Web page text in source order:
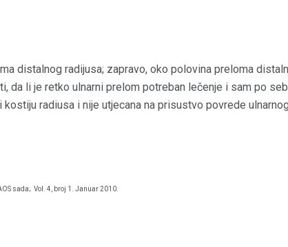
distalnog radijusa; zapravo, oko polovina preloma
da li je retko ulnarni prelom potreban lečenje i sam po
radiusa i nije utjecana na prisustvo povrede ulnarnog
sada; Vol. 4, broj 1. Januar 2010.